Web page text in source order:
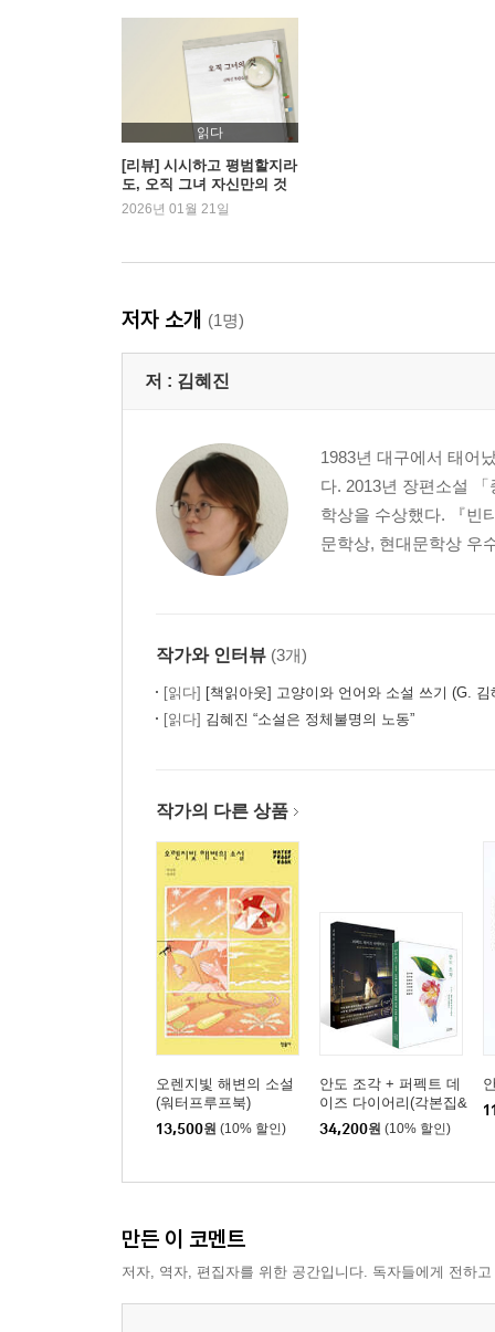
읽다
[리뷰] 시시하고 평범할지라
도, 오직 그녀 자신만의 것
인 삶 | 예스24
2026년 01월 21일
저자 소개 (1명)
저 : 김혜진
1983년 대구에서 태어
다. 2013년 장편소설
학상을 수상했다. 『빈
문학상, 현대문학상 우
작가와 인터뷰 (3개)
[읽다] [책읽아웃] 고양이와 언어와 소설 쓰기 (G. 김
[읽다] 김혜진 “소설은 정체불명의 노동”
작가의 다른 상품
오렌지빛 해변의 소설
(워터프루프북)
13,500원 (10% 할인)
안도 조각 + 퍼펙트 데
이즈 다이어리(각본집&
메이킹북) 세트
34,200원 (10% 할인)
만든 이 코멘트
저자, 역자, 편집자를 위한 공간입니다. 독자들에게 전하